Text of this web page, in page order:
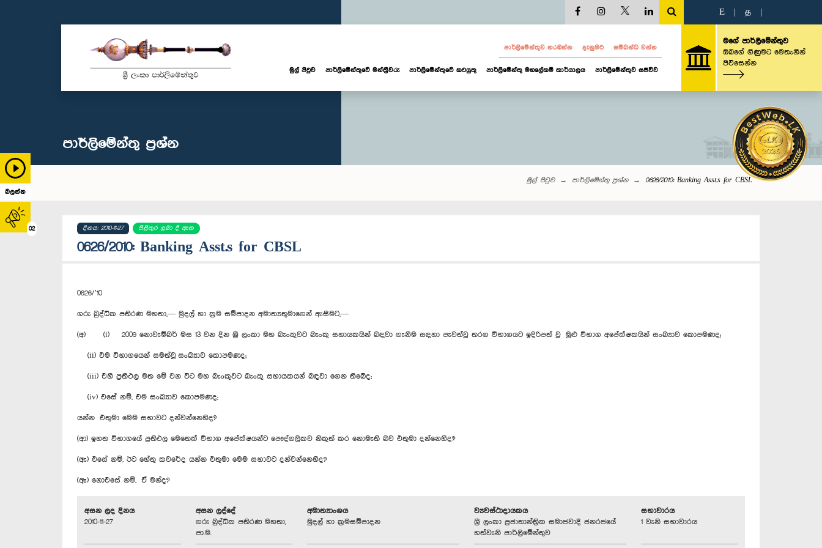
බලන්න
02
E த
පාර්ලි‌මේන්තුව නරඹන්න දැනුමට සම්බන්ධ වන්න
මුල් පිටුව පාර්ලි‌මේන්තුවේ මන්ත්‍රීවරු පාර්ලිමේන්තුවේ කටයුතු පාර්ලිමේන්තු මහලේකම් කාර්යාලය පාර්ලිමේන්තුව සජීවීව
මගේ පාර්ලිමේන්තුව
ඔබගේ ගිණුමට මෙතැනින්
පිවිසෙන්න
පාර්ලි‌මේන්තු‌ ප්‍රශ්න
මුල් පිටුව පාර්ලි‌මේන්තු‌ ප්‍රශ්න 0626/2010: Banking Asst.s for CBSL
දිනය: 2010-11-27 පිළිතුර ලබා දී ඇත
0626/2010: Banking Asst.s for CBSL
0626/’10
ගරු බුද්ධික පතිරණ මහතා,— මුදල් හා ක්‍රම සම්පාදන අමාත්‍යතුමාගෙන් ඇසීමට,—
(අ) (i) 2009 නොවැම්බර් මස 13 වන දින ශ්‍රී ලංකා මහ බැංකුවට බැංකු සහායකයින් බඳවා ගැනීම සඳහා පැවත්වූ තරග විභාගයට ඉදිරිපත් වූ මුළු විභාග අපේක්ෂකයින් සංඛ්‍යාව කොපමණද;
(ii) එම විභාගයෙන් සමත්වූ සංඛ්‍යාව කොපමණද;
(iii) එහි ප්‍රතිඵල මත මේ වන විට මහ බැංකුවට බැංකු සහායකයන් බඳවා ගෙන තිබේද;
(iv) එසේ නම්, එම සංඛ්‍යාව කොපමණද;
යන්න එතුමා මෙම සභාවට දන්වන්නෙහිද?
(ආ) ඉහත විභාගයේ ප්‍රතිඵල මෙතෙක් විභාග අපේක්ෂයන්ට පෞද්ගලිකව නිකුත් කර නොමැති බව එතුමා දන්නෙහිද?
(ඇ) එසේ නම්, ඊ‍ට හේතු කවරේද යන්න එතුමා මෙම සභාවට දන්වන්නෙහිද?
(ඈ) නොඑසේ නම්, ඒ මන්ද?
අසන ලද දිනය
2010-11-27
අසන ලද්දේ
ගරු බුද්ධික පතිරණ මහතා,
පා.ම.
අමාත්‍යාංශය
මුදල් හා ක්‍රමසම්පාදන
ව්‍යවස්ථාදායකය
ශ්‍රී ලංකා ප්‍රජාතාන්ත්‍රික සමාජවාදී ජනරජයේ
හත්වැනි පාර්ලිමේන්තුව
සභාවාරය
1 වැනි සභාවාරය